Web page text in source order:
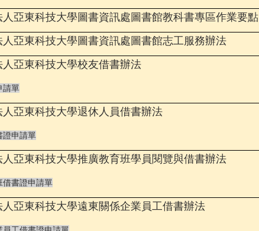
亞東科技大學圖書資訊處 圖書館教科書專區作業要點
亞東科技大學圖書資訊處 圖書館志工服務辦法
亞東科技大學校友借書辦法
請單
亞東科技大學退休人員借書辦法
證申請單
亞東科技大學推廣教育班學員閱覽與借書辦法
借書證申請單
亞東科技大學遠東關係企業員工借書辦法